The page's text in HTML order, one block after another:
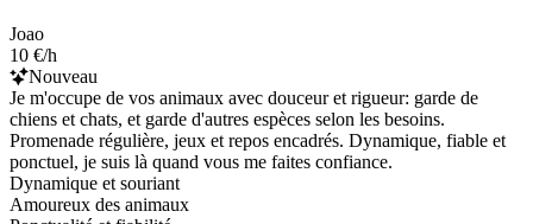
Joao
10 €/h
Nouveau
Je m'occupe de vos animaux avec douceur et rigueur: garde de
chiens et chats, et garde d'autres espèces selon les besoins.
Promenade régulière, jeux et repos encadrés. Dynamique, fiable et
ponctuel, je suis là quand vous me faites confiance.
Dynamique et souriant
Amoureux des animaux